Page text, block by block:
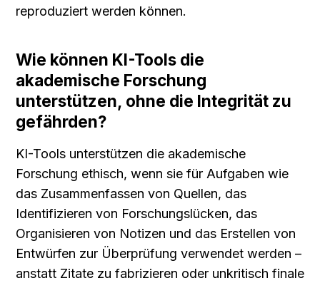
reproduziert werden können.
Wie können KI-Tools die
akademische Forschung
unterstützen, ohne die Integrität zu
gefährden?
KI-Tools unterstützen die akademische
Forschung ethisch, wenn sie für Aufgaben wie
das Zusammenfassen von Quellen, das
Identifizieren von Forschungslücken, das
Organisieren von Notizen und das Erstellen von
Entwürfen zur Überprüfung verwendet werden –
anstatt Zitate zu fabrizieren oder unkritisch finale